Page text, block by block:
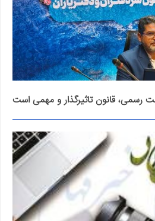
رسمی، قانون تاثیرگذار و مهمی است